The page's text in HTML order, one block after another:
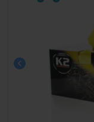
chevron_left